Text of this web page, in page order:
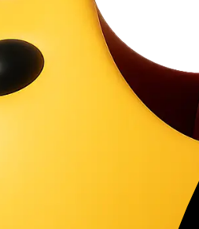
בניית אתר אינטרנט
בניית אתר תדמית
חברת קידום אתרים
קידום אתרי חנות
פרסום ממומן במערכות Ai
שיטת עבודה